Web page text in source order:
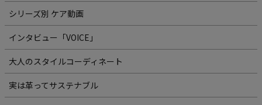
シリーズ別 ケア動画
インタビュー「VOICE」
大人のスタイルコーディネート
実は革ってサステナブル